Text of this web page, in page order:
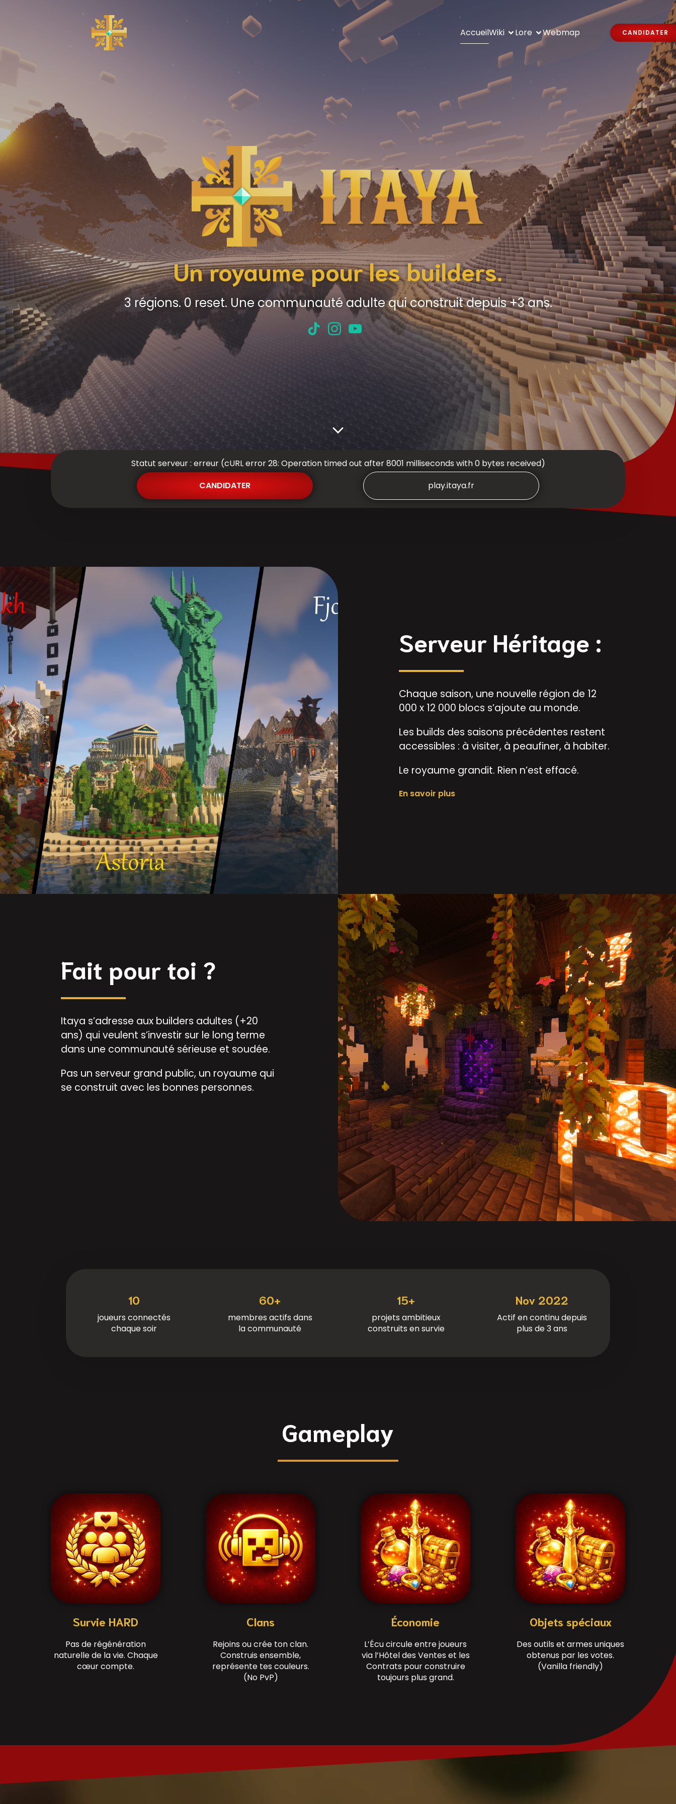
AccueilWiki Lore Webmap CANDIDATER
Un royaume pour les builders.
3 régions. 0 reset. Une communauté adulte qui construit depuis +3 ans.
Statut serveur : erreur (cURL error 28: Operation timed out after 8001 milliseconds with 0 bytes received)
CANDIDATER
play.itaya.fr
Serveur Héritage :
Chaque saison, une nouvelle région de 12
000 x 12 000 blocs s’ajoute au monde.
Les builds des saisons précédentes restent
accessibles : à visiter, à peaufiner, à habiter.
Le royaume grandit. Rien n’est effacé.
En savoir plus
Fait pour toi ?
Itaya s’adresse aux builders adultes (+20
ans) qui veulent s’investir sur le long terme
dans une communauté sérieuse et soudée.
Pas un serveur grand public, un royaume qui
se construit avec les bonnes personnes.
10
joueurs connectés
chaque soir
60+
membres actifs dans
la communauté
15+
projets ambitieux
construits en survie
Nov 2022
Actif en continu depuis
plus de 3 ans
Gameplay
Survie HARD
Pas de régénération
naturelle de la vie. Chaque
cœur compte.
Clans
Rejoins ou crée ton clan.
Construis ensemble,
représente tes couleurs.
(No PvP)
Économie
L’Écu circule entre joueurs
via l’Hôtel des Ventes et les
Contrats pour construire
toujours plus grand.
Objets spéciaux
Des outils et armes uniques
obtenus par les votes.
(Vanilla friendly)